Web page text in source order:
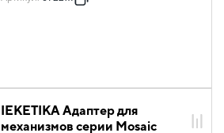
IEKETIKA Адаптер для
механизмов серии Mosaic